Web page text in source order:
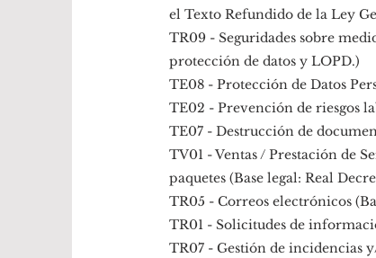
el Texto Refundido de la Ley
TR09 - Seguridades sobre
protección de datos y LOPD.)
TE08 - Protección de Datos
TE02 - Prevención de riesgos
TE07 - Destrucción de
TV01 - Ventas / Prestación de
paquetes (Base legal: Real
TR05 - Correos electrónicos
TR01 - Solicitudes de
TR07 - Gestión de incidencias